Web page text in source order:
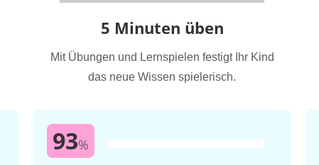
5 Minuten üben
Mit Übungen und Lernspielen festigt Ihr Kind
das neue Wissen spielerisch.
93%